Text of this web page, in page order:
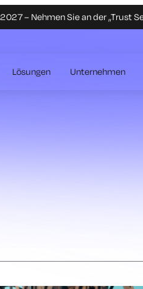
– Nehmen Sie an der „Trust
Lösungen Unternehmen